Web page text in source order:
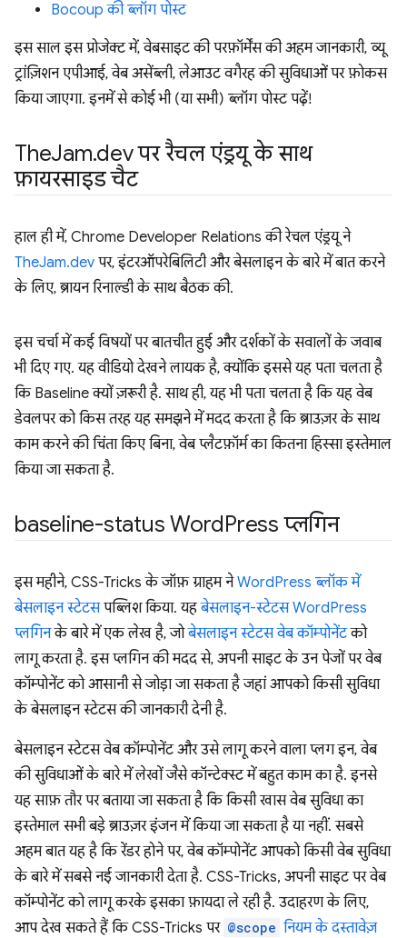
Bocoup की ब्लॉग पोस्ट
इस साल इस प्रोजेक्ट में, वेबसाइट की परफ़ॉर्मेंस की अहम जानकारी, व्यू
ट्रांज़िशन एपीआई, वेब असेंब्ली, लेआउट वगैरह की सुविधाओं पर फ़ोकस
किया जाएगा. इनमें से कोई भी (या सभी) ब्लॉग पोस्ट पढ़ें!
TheJam.dev पर रैचल एंड्रयू के साथ
फ़ायरसाइड चैट
हाल ही में, Chrome Developer Relations की रेचल एंड्रयू ने
TheJam.dev पर, इंटरऑपरेबिलिटी और बेसलाइन के बारे में बात करने
के लिए, ब्रायन रिनाल्डी के साथ बैठक की.
इस चर्चा में कई विषयों पर बातचीत हुई और दर्शकों के सवालों के जवाब
भी दिए गए. यह वीडियो देखने लायक है, क्योंकि इससे यह पता चलता है
कि Baseline क्यों ज़रूरी है. साथ ही, यह भी पता चलता है कि यह वेब
डेवलपर को किस तरह यह समझने में मदद करता है कि ब्राउज़र के साथ
काम करने की चिंता किए बिना, वेब प्लैटफ़ॉर्म का कितना हिस्सा इस्तेमाल
किया जा सकता है.
baseline-status WordPress प्लगिन
इस महीने, CSS-Tricks के जॉफ़ ग्राहम नेWordPress ब्लॉक में
बेसलाइन स्टेटसपब्लिश किया. यहबेसलाइन-स्टेटस WordPress
प्लगिनके बारे में एक लेख है, जोबेसलाइन स्टेटस वेब कॉम्पोनेंटको
लागू करता है. इस प्लगिन की मदद से, अपनी साइट के उन पेजों पर वेब
कॉम्पोनेंट को आसानी से जोड़ा जा सकता है जहां आपको किसी सुविधा
के बेसलाइन स्टेटस की जानकारी देनी है.
बेसलाइन स्टेटस वेब कॉम्पोनेंट और उसे लागू करने वाला प्लग इन, वेब
की सुविधाओं के बारे में लेखों जैसे कॉन्टेक्स्ट में बहुत काम का है. इनसे
यह साफ़ तौर पर बताया जा सकता है कि किसी खास वेब सुविधा का
इस्तेमाल सभी बड़े ब्राउज़र इंजन में किया जा सकता है या नहीं. सबसे
अहम बात यह है कि रेंडर होने पर, वेब कॉम्पोनेंट आपको किसी वेब सुविधा
के बारे में सबसे नई जानकारी देता है. CSS-Tricks, अपनी साइट पर वेब
कॉम्पोनेंट को लागू करके इसका फ़ायदा ले रही है. उदाहरण के लिए,
आप देख सकते हैं कि CSS-Tricks पर @scope नियम के दस्तावेज़